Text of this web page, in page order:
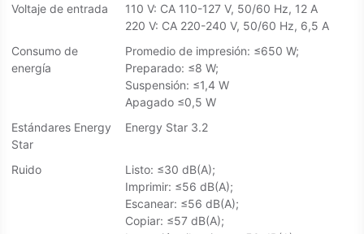
Voltaje de entrada
110 V: CA 110-127 V, 50/60 Hz, 12 A
220 V: CA 220-240 V, 50/60 Hz, 6,5 A
Consumo de
energía
Promedio de impresión: ≤650 W;
Preparado: ≤8 W;
Suspensión: ≤1,4 W
Apagado ≤0,5 W
Estándares Energy
Star
Energy Star 3.2
Ruido
Listo: ≤30 dB(A);
Imprimir: ≤56 dB(A);
Escanear: ≤56 dB(A);
Copiar: ≤57 dB(A);